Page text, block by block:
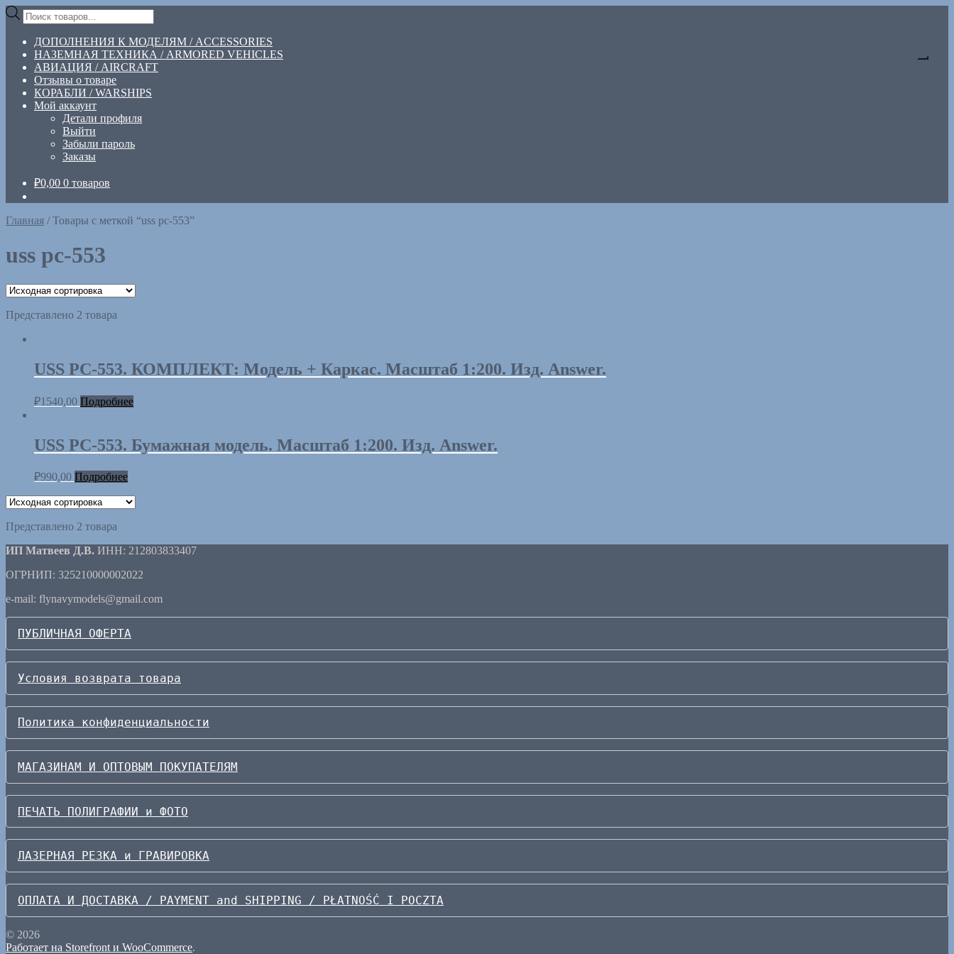
Перейти
навигации
Перейти
содержимому
Поиск
товаров
ДОПОЛНЕНИЯ К МОДЕЛЯМ / ACCESSORIES
НАЗЕМНАЯ ТЕХНИКА / ARMORED VEHICLES
АВИАЦИЯ / AIRCRAFT
Отзывы о товаре
КОРАБЛИ / WARSHIPS
Мой аккаунт
Детали профиля
Выйти
Забыли пароль
Заказы
₽0,00 0 товаров
Главная /Товары с меткой “uss pc-553”
uss pc-553
Представлено 2 товара
USS PC-553. КОМПЛЕКТ: Модель + Каркас. Масштаб 1:200. Изд. Answer.
₽1540,00 Подробнее
USS PC-553. Бумажная модель. Масштаб 1:200. Изд. Answer.
₽990,00 Подробнее
Представлено 2 товара
ИП Матвеев Д.В. ИНН: 212803833407
ОГРНИП: 325210000002022
e-mail: flynavymodels@gmail.com
ПУБЛИЧНАЯ ОФЕРТА
Условия возврата товара
Политика конфиденциальности
МАГАЗИНАМ И ОПТОВЫМ ПОКУПАТЕЛЯМ
ПЕЧАТЬ ПОЛИГРАФИИ и ФОТО
ЛАЗЕРНАЯ РЕЗКА и ГРАВИРОВКА
ОПЛАТА И ДОСТАВКА / PAYMENT and SHIPPING / PŁATNOŚĆ I POCZTA
© 2026
Работает на Storefront и WooCommerce.